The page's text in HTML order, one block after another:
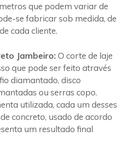
que podem variar de
se fabricar sob medida, de
cada cliente.
Jambeiro: O corte de laje
que pode ser feito através
diamantado, disco
ou serras copo.
utilizada, cada um desses
concreto, usado de acordo
um resultado final